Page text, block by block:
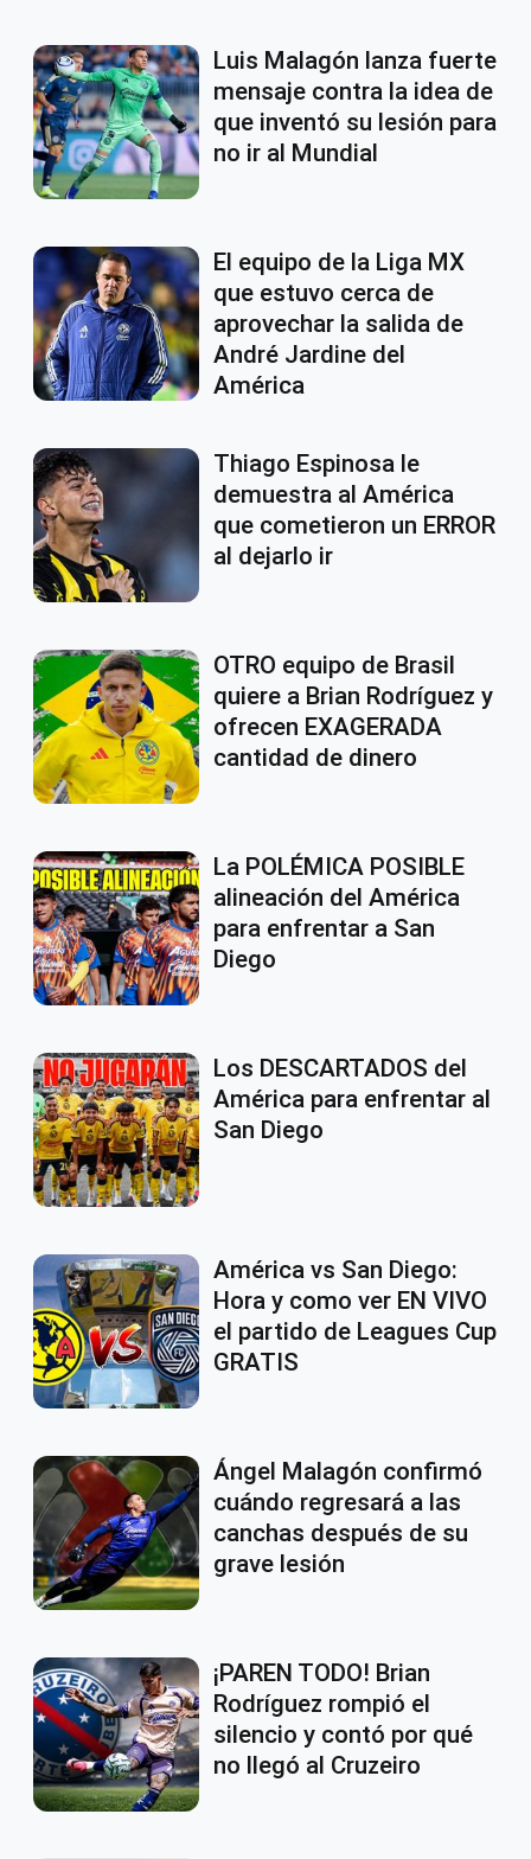
Luis Malagón lanza fuerte
mensaje contra la idea de
que inventó su lesión para
no ir al Mundial
El equipo de la Liga MX
que estuvo cerca de
aprovechar la salida de
André Jardine del
América
Thiago Espinosa le
demuestra al América
que cometieron un ERROR
al dejarlo ir
OTRO equipo de Brasil
quiere a Brian Rodríguez y
ofrecen EXAGERADA
cantidad de dinero
La POLÉMICA POSIBLE
alineación del América
para enfrentar a San
Diego
Los DESCARTADOS del
América para enfrentar al
San Diego
América vs San Diego:
Hora y como ver EN VIVO
el partido de Leagues Cup
GRATIS
Ángel Malagón confirmó
cuándo regresará a las
canchas después de su
grave lesión
¡PAREN TODO! Brian
Rodríguez rompió el
silencio y contó por qué
no llegó al Cruzeiro